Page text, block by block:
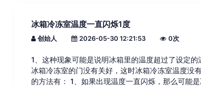
冰箱冷冻室温度一直闪烁1度
创始人 2026-05-30 12:21:53 0次
1、这种现象可能是说明冰箱里的温度超过了设定
冰箱冷冻室的门没有关好，这时冰箱冷冻室温度没
的方法有： 1、如果出现温度一直闪烁，那么可能